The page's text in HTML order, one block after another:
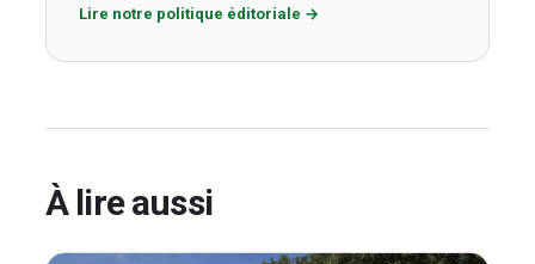
Lire notre politique éditoriale →
À lire aussi